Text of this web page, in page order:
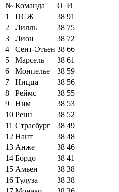
№ Команда О И
1
ПСЖ 38 91
2
Лилль 38 75
3
Лион 38 72
4
Сент-Этьен 38 66
5
Марсель 38 61
6
Монпелье 38 59
7
Ницца 38 56
8
Реймс 38 55
9
Ним 38 53
10 Ренн 38 52
11 Страсбург 38 49
12 Нант 38 48
13 Анже 38 46
14 Бордо 38 41
15 Амьен 38 38
16 Тулуза 38 38